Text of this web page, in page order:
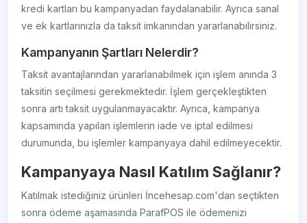
kredi kartları bu kampanyadan faydalanabilir. Ayrıca sanal
ve ek kartlarınızla da taksit imkanından yararlanabilirsiniz.
Kampanyanın Şartları Nelerdir?
Taksit avantajlarından yararlanabilmek için işlem anında 3
taksitin seçilmesi gerekmektedir. İşlem gerçekleştikten
sonra artı taksit uygulanmayacaktır. Ayrıca, kampanya
kapsamında yapılan işlemlerin iade ve iptal edilmesi
durumunda, bu işlemler kampanyaya dahil edilmeyecektir.
Kampanyaya Nasıl Katılım Sağlanır?
Katılmak istediğiniz ürünleri İncehesap.com'dan seçtikten
sonra ödeme aşamasında ParafPOS ile ödemenizi